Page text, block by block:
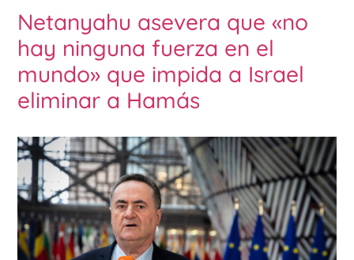
Netanyahu asevera que «no
hay ninguna fuerza en el
mundo» que impida a Israel
eliminar a Hamás